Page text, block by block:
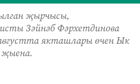
җырчысы,
Зәйнәб Фәрхетдинова
якташлары өчен Ык
җыена.